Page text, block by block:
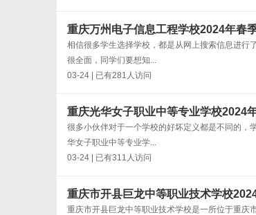
重庆万州电子信息工程学校2024年春
相信很多学生选择学校，都是从网上搜索信息进行
很全面，同学们要想知...
03-24 | 已有281人访问
重庆光华女子职业中等专业学校2024
很多小伙伴对于一个学校的好坏定义都是不同的，
华女子职业中等专业学...
03-24 | 已有311人访问
重庆市开县巨龙中等职业技术学校
重庆市开县巨龙中等职业技术学校是一所位于重庆